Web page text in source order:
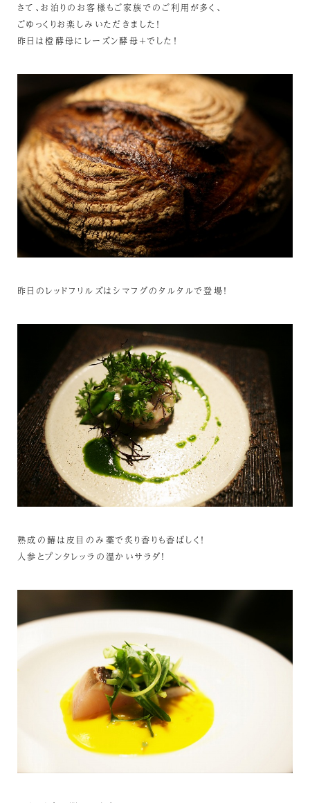
さて、お泊りのお客様もご家族でのご利用が多く、
ごゆっくりお楽しみいただきました！
昨日は橙酵母にレーズン酵母＋でした！
昨日のレッドフリルズはシマフグのタルタルで登場！
熟成の鰆は皮目のみ藁で炙り香りも香ばしく！
人参とプンタレッラの温かいサラダ！